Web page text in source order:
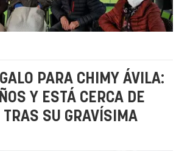
PARA CHIMY ÁVILA:
Y ESTÁ CERCA DE
TRAS SU GRAVÍSIMA